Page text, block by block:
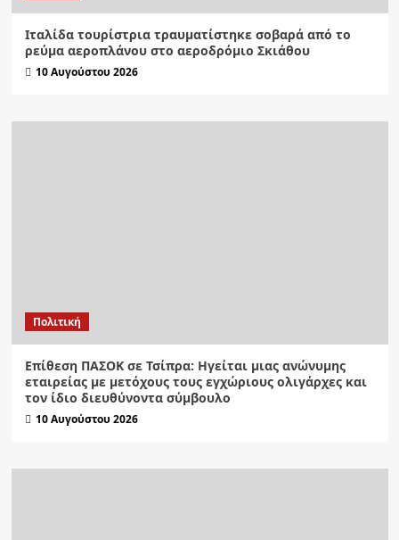
Ιταλίδα τουρίστρια τραυματίστηκε σοβαρά από το
ρεύμα αεροπλάνου στο αεροδρόμιο Σκιάθου
10 Αυγούστου 2026
Πολιτική
Επίθεση ΠΑΣΟΚ σε Τσίπρα: Ηγείται μιας ανώνυμης
εταιρείας με μετόχους τους εγχώριους ολιγάρχες και
τον ίδιο διευθύνοντα σύμβουλο
10 Αυγούστου 2026